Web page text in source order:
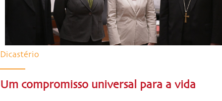
Dicastério
Um compromisso universal para a vida